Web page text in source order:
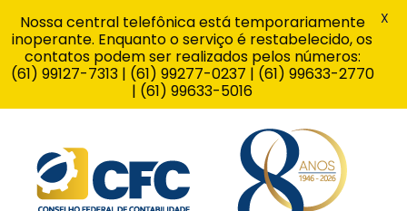
Nossa central telefônica está temporariamente
inoperante. Enquanto o serviço é restabelecido, os
contatos podem ser realizados pelos números:
(61) 99127-7313 | (61) 99277-0237 | (61) 99633-2770
| (61) 99633-5016
X